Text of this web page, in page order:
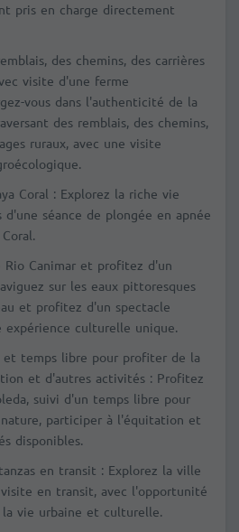
pris en charge directement
des chemins, des carrières
visite d'une ferme
vous dans l'authenticité de la
des remblais, des chemins,
ruraux, avec une visite
Coral : Explorez la riche vie
séance de plongée en apnée
Rio Canimar et profitez d'un
sur les eaux pittoresques
et profitez d'un spectacle
culturelle unique.
et temps libre pour profiter de la
et d'autres activités : Profitez
suivi d'un temps libre pour
participer à l'équitation et
disponibles.
en transit : Explorez la ville
en transit, avec l'opportunité
la vie urbaine et culturelle.